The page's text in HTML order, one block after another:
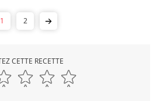
1 2
CETTE RECETTE